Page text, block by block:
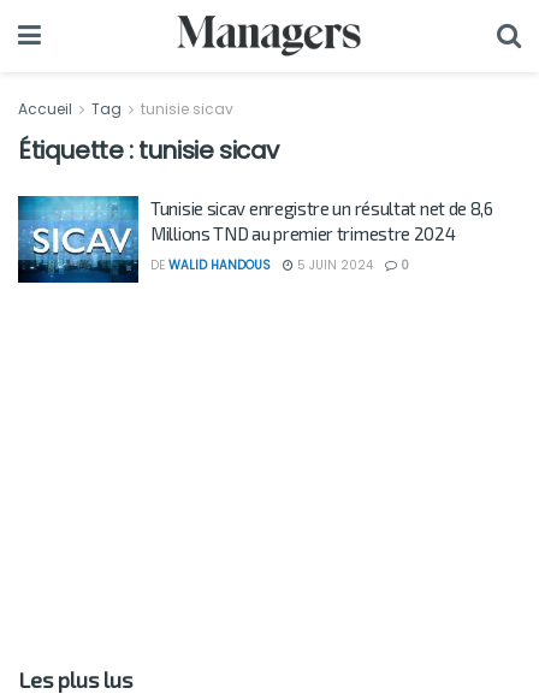
Accueil Tag tunisie sicav
Étiquette :tunisie sicav
Tunisie sicav enregistre un résultat net de 8,6
Millions TND au premier trimestre 2024
DE WALID HANDOUS 5 JUIN 2024 0
Les plus lus